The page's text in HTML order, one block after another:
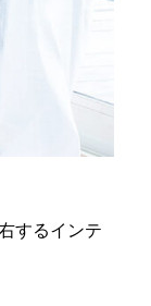
するインテ